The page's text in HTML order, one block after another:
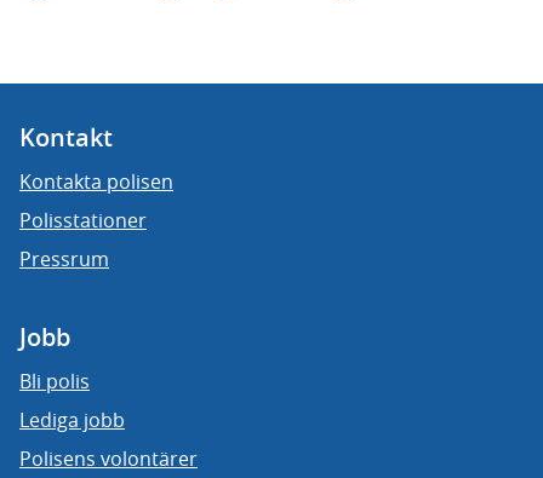
Kontakt
Kontakta polisen
Polisstationer
Pressrum
Jobb
Bli polis
Lediga jobb
Polisens volontärer